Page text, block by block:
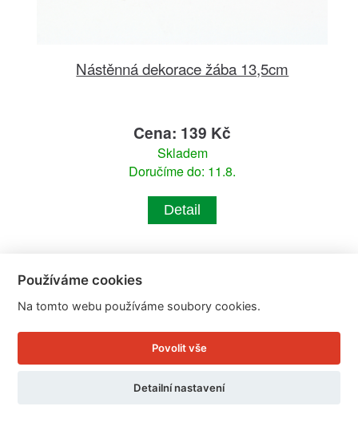
Nástěnná dekorace žába 13,5cm
Cena: 139 Kč
Skladem
Doručíme do: 11.8.
Detail
Používáme cookies
Na tomto webu používáme soubory cookies.
Povolit vše
Detailní nastavení